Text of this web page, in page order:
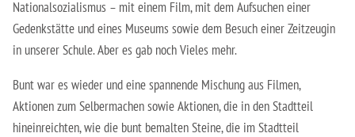
Nationalsozialismus – mit einem Film, mit dem Aufsuchen einer
Gedenkstätte und eines Museums sowie dem Besuch einer Zeitzeugin
in unserer Schule. Aber es gab noch Vieles mehr.
Bunt war es wieder und eine spannende Mischung aus Filmen,
Aktionen zum Selbermachen sowie Aktionen, die in den Stadtteil
hineinreichten, wie die bunt bemalten Steine, die im Stadtteil
Fachschule für Heilerziehungspflege
Fachschule für Sozialpädagogik – Ausbildung zum:r
Staatliche Anerkennung als Erzieher:in